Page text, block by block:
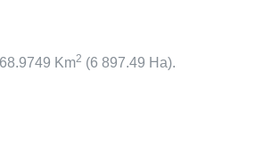
68.9749 Km2 (6 897.49 Ha).